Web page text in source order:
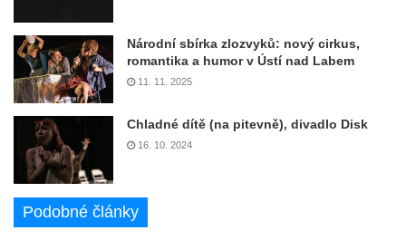
Národní sbírka zlozvyků: nový cirkus,
romantika a humor v Ústí nad Labem
11. 11. 2025
Chladné dítě (na pitevně), divadlo Disk
16. 10. 2024
Podobné články